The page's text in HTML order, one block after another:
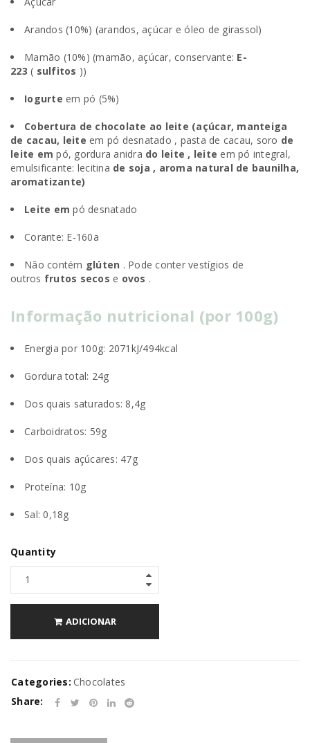
Arandos (10%) (arandos, açúcar e óleo de girassol)
Mamão (10%) (mamão, açúcar, conservante: E-
223 ( sulfitos ))
Iogurte em pó (5%)
Cobertura de chocolate ao leite (açúcar, manteiga
de cacau, leite em pó desnatado , pasta de cacau, soro de
leite em pó, gordura anidra do leite , leite em pó integral,
emulsificante: lecitina de soja , aroma natural de baunilha,
aromatizante)
Leite em pó desnatado
Corante: E-160a
Não contém glúten . Pode conter vestígios de
outros frutos secos e ovos .
Informação nutricional (por 100g)
Energia por 100g: 2071kJ/494kcal
Gordura total: 24g
Dos quais saturados: 8,4g
Carboidratos: 59g
Dos quais açúcares: 47g
Proteína: 10g
Sal: 0,18g
Quantity
ADICIONAR
Categories: Chocolates
Share: